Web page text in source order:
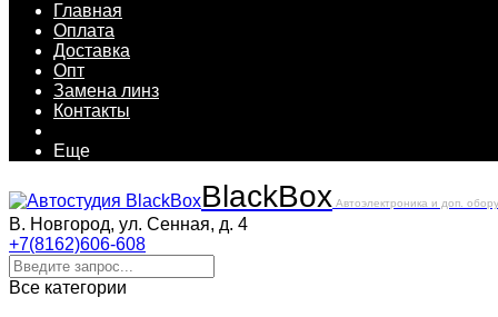
Главная
Оплата
Доставка
Опт
Замена линз
Контакты
Еще
BlackBox Автоэлектроника и доп.
В. Новгород, ул. Сенная, д. 4
+7(8162)606-608
Все категории